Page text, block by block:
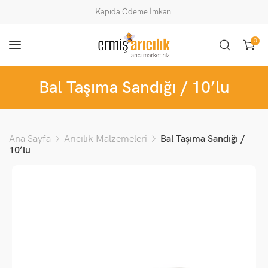
Kapıda Ödeme İmkanı
0
Bal Taşıma Sandığı / 10’lu
Ana Sayfa Arıcılık Malzemeleri
Bal Taşıma Sandığı /
10’lu